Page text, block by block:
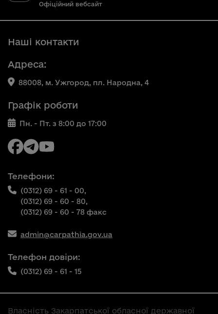
Офіційний вебсайт
Наші контакти
Адреса:
88008, м. Ужгород, пл. Народна, 4
Графік роботи
Пн. - Пт. з 8:00 до 17:00
Телефони:
(0312) 69 - 61 - 00,
(0312) 69 - 60 - 80,
(0312) 69 - 60 - 78 факс
admin@carpathia.gov.ua
Телефон довіри:
(0312) 69 - 61 - 15
Власність Закарпатської обласної державної